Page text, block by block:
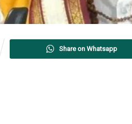
Share on Whatsapp